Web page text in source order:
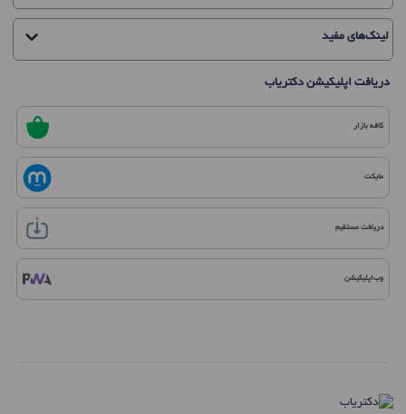
لینک‌های مفید
دریافت اپلیکیشن دکتریاب
کافه بازار
مایکت
دریافت مستقیم
وب‌اپلیکیشن